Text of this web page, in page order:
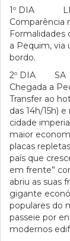
1º DIA
Comparência
a Pequim, via
bordo.
2º DIA SA
Chegada a
Transfer ao
das 14h/15h)
cidade
maior
placas
país que
em frente”
abriu as suas
gigante
populares do
passeie por
modernos